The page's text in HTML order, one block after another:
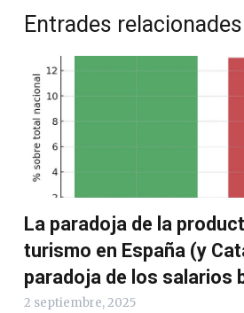
Entrades relacionades
La paradoja de la
turismo en España (y
paradoja de los salarios
2 septiembre, 2025